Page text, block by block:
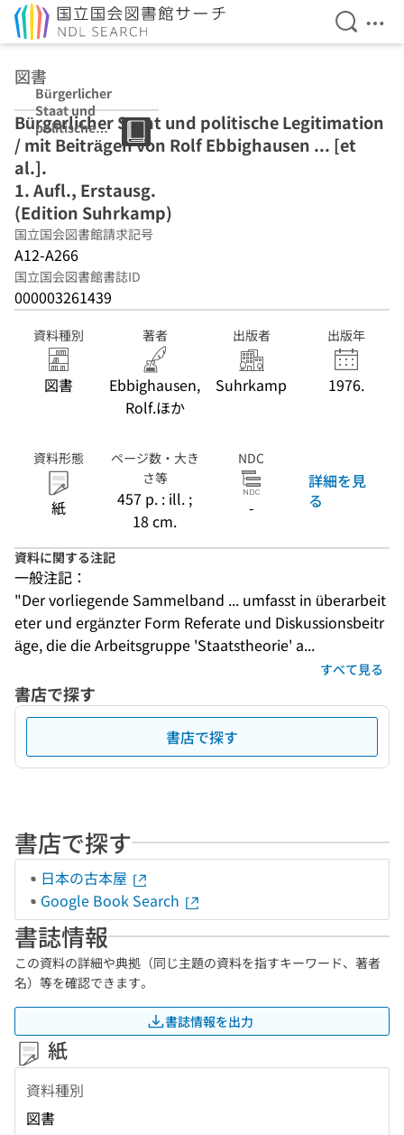
検索を
メ
図書
Bürgerlicher
Staat und
politische
Legitimation /
mit Beiträgen
von Rolf
Ebbighausen ...
[et al.]. 1. Aufl.,
Erstausg.
(Edition
Suhrkamp)
Bürgerlicher Staat und politische Legitimation
/ mit Beiträgen von Rolf Ebbighausen ... [et
al.].
1. Aufl., Erstausg.
(Edition Suhrkamp)
国立国会図書館請求記号
A12-A266
国立国会図書館書誌ID
000003261439
資料種別
図書
著者
Ebbighausen,
Rolf.ほか
出版者
Suhrkamp
出版年
1976.
資料形態
紙
ページ数・大き
さ等
457 p. : ill. ;
18 cm.
NDC
-
詳細を見
る
資料に関する注記
一般注記：
"Der vorliegende Sammelband ... umfasst in überarbeit
eter und ergänzter Form Referate und Diskussionsbeitr
äge, die die Arbeitsgruppe 'Staatstheorie' a...
すべて見る
書店で探す
書店で探す
書店で探す
日本の古本屋
Google Book Search
書誌情報
この資料の詳細や典拠（同じ主題の資料を指すキーワード、著者
名）等を確認できます。
書誌情報を出力
紙
資料種別
図書